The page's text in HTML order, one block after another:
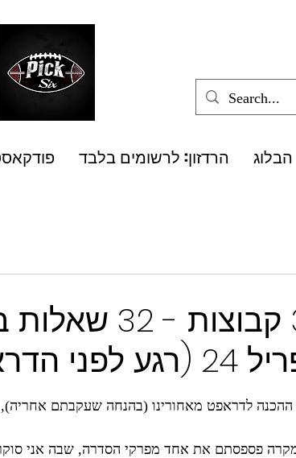
הבלוג הרדזון: לרשומים בלבד
32 קבוצות
לפני הדראפט)
לדראפט מאחורינו (בהנחה שעקבתם אחריה),
פספסתם את אחד מפרקי הסדרה, שבה אני סוקר